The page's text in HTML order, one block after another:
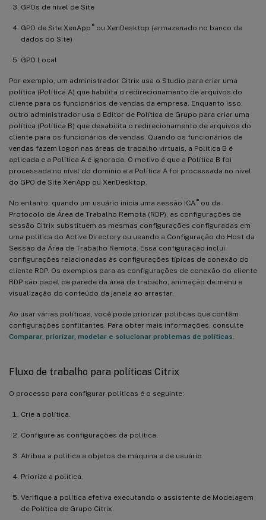
GPOs de nível de Site
GPO de Site XenApp ®ou XenDesktop (armazenado no banco de
dados do Site)
GPO Local
Por exemplo, um administrador Citrix usa o Studio para criar uma
política (Política A) que habilita o redirecionamento de arquivos do
cliente para os funcionários de vendas da empresa. Enquanto isso,
outro administrador usa o Editor de Política de Grupo para criar uma
política (Política B) que desabilita o redirecionamento de arquivos do
cliente para os funcionários de vendas. Quando os funcionários de
vendas fazem logon nas áreas de trabalho virtuais, a Política B é
aplicada e a Política A é ignorada. O motivo é que a Política B foi
processada no nível do domínio e a Política A foi processada no nível
do GPO de Site XenApp ou XenDesktop.
No entanto, quando um usuário inicia uma sessão ICA ®ou de
Protocolo de Área de Trabalho Remota (RDP), as configurações de
sessão Citrix substituem as mesmas configurações configuradas em
uma política do Active Directory ou usando a Configuração do Host da
Sessão da Área de Trabalho Remota. Essa configuração inclui
configurações relacionadas às configurações típicas de conexão do
cliente RDP. Os exemplos para as configurações de conexão do cliente
RDP são papel de parede da área de trabalho, animação de menu e
visualização do conteúdo da janela ao arrastar.
Ao usar várias políticas, você pode priorizar políticas que contêm
configurações conflitantes. Para obter mais informações, consulte
Comparar, priorizar, modelar e solucionar problemas de políticas
Fluxo de trabalho para políticas Citrix
O processo para configurar políticas é o seguinte:
Crie a política.
Configure as configurações da política.
Atribua a política a objetos de máquina e de usuário.
Priorize a política.
Verifique a política efetiva executando o assistente de Modelagem
de Política de Grupo Citrix.